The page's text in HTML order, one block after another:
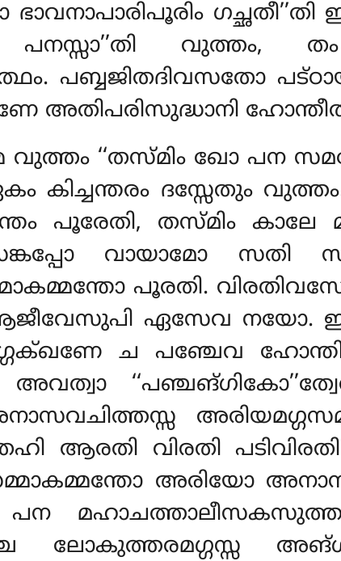
വുത്തം,
പബ്ബജിതദിവസതോ
അതിപരിസുദ്ധാനി
വുത്തം ‘‘തസ്മിം ഖോ പന
കിച്ചന്തരം ദസ്സേതും
പൂരേതി, തസ്മിം കാലേ
വായാമോ സതി
പൂരതി.
ഏസേവ നയോ.
ച പഞ്ചേവ
അവത്വാ
ആരതി വിരതി
അരിയോ
ലോകുത്തരമഗ്ഗസ്സ